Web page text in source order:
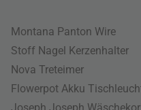
Montana Panton Wire
Stoff Nagel Kerzenhalter
Nova Treteimer
Flowerpot Akku